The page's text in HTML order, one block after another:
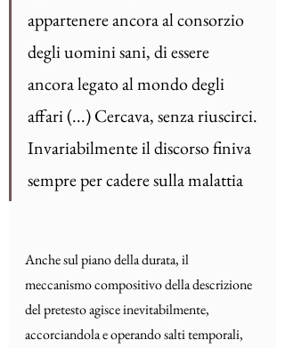
appartenere ancora al consorzio
degli uomini sani, di essere
ancora legato al mondo degli
affari (...) Cercava, senza riuscirci.
Invariabilmente il discorso finiva
sempre per cadere sulla malattia
Anche sul piano della durata, il
meccanismo compositivo della descrizione
del pretesto agisce inevitabilmente,
accorciandola e operando salti temporali,